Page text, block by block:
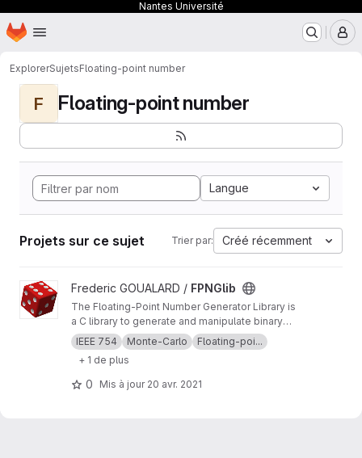
Nantes Université
Passer au contenu principal
Page d'accueil
ExplorerSujetsFloating-point number
F Floating-point number
Langue
Projets sur ce sujet Trier par: Créé récemment
Afficher le projet FPNGlib
Frederic GOUALARD / FPNGlib
The Floating-Point Number Generator Library is
a C library to generate and manipulate binary
IEEE 754 floating-point numbers with given
properties for test purposes.
IEEE 754 Monte-Carlo
Floating-poi...
+ 1 de plus
0 Mis à jour 20 avr. 2021